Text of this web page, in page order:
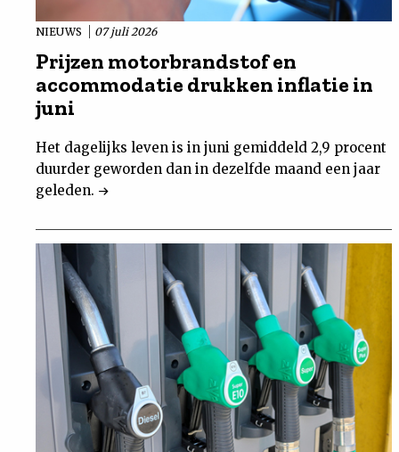
NIEUWS 07 juli 2026
Prijzen motorbrandstof en
accommodatie drukken inflatie in
juni
Het dagelijks leven is in juni gemiddeld 2,9 procent
duurder geworden dan in dezelfde maand een jaar
geleden.